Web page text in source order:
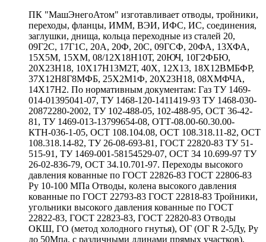
ПК "МашЭнегоАтом" изготавливает отводы, тройники,
переходы, фланцы, ИММ, ВЭИ, ИФС, ИС, соединения,
заглушки, днища, кольца переходные из сталей 20,
09Г2С, 17Г1С, 20А, 20Ф, 20С, 09ГСФ, 20ФА, 13ХФА,
15Х5М, 15ХМ, 08/12Х18Н10Т, 20ЮЧ, 10Г2ФБЮ,
20Х23Н18, 10Х17Н13М2Т, 40Х, 12Х13, 18Х12ВМБФР,
37Х12Н8Г8МФБ, 25Х2М1Ф, 20Х23Н18, 08ХМФЧА,
14Х17Н2. По нормативным документам: Газ ТУ 1469-
014-01395041-07, ТУ 1468-120-1411419-93 ТУ 1468-030-
20872280-2002, ТУ 102-488-05, 102-488-95, ОСТ 36-42-
81, ТУ 1469-013-13799654-08, ОТТ-08.00-60.30.00-
КТН-036-1-05, ОСТ 108.104.08, ОСТ 108.318.11-82, ОСТ
108.318.14-82, ТУ 26-08-693-81, ГОСТ 22820-83 ТУ 51-
515-91, ТУ 1469-001-58154529-07, ОСТ 34 10.699-97 ТУ
26-02-836-79, ОСТ 34.10.701-97. Переходы высокого
давления кованные по ГОСТ 22826-83 ГОСТ 22806-83
Ру 10-100 МПа Отводы, колена высокого давления
кованные по ГОСТ 22793-83 ГОСТ 22818-83 Тройники,
угольники высокого давления кованные по ГОСТ
22822-83, ГОСТ 22823-83, ГОСТ 22820-83 Отводы
ОКШ, ГО (метод холодного гнутья), ОГ (ОГ R 2-5Ду, Ру
до 50Мпа, с различными длинами прямых участков),